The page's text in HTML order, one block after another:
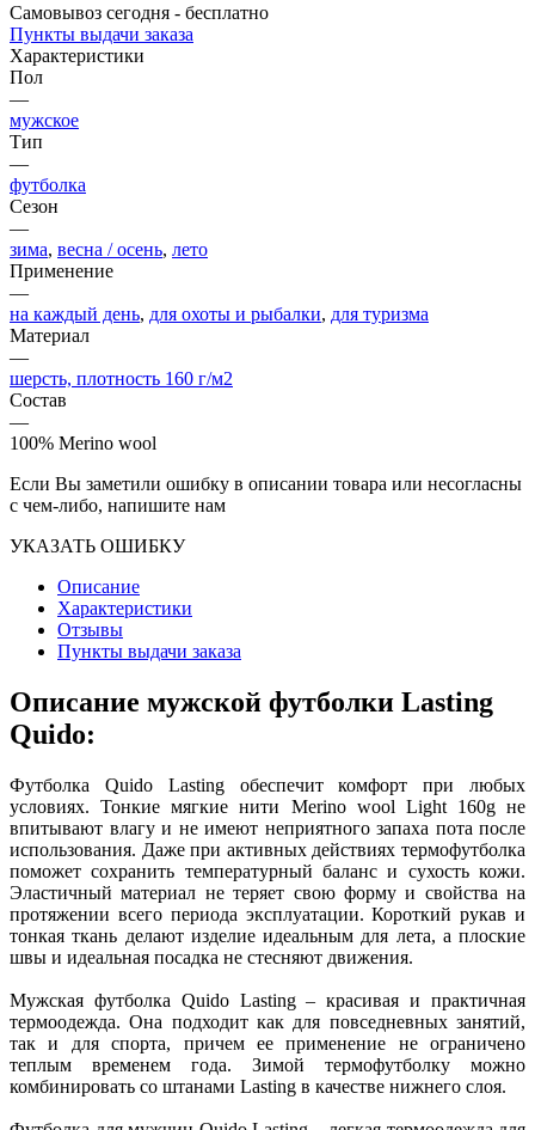
Самовывоз сегодня - бесплатно
Пункты выдачи заказа
Характеристики
Пол
—
мужское
Тип
—
футболка
Сезон
—
зима, весна / осень, лето
Применение
—
на каждый день, для охоты и рыбалки, для туризма
Материал
—
шерсть, плотность 160 г/м2
Состав
—
100% Merino wool
Если Вы заметили ошибку в описании товара или несогласны
с чем-либо, напишите нам
УКАЗАТЬ ОШИБКУ
Описание
Характеристики
Отзывы
Пункты выдачи заказа
Описание мужской футболки Lasting
Quido:
Футболка Quido Lasting обеспечит комфорт при любых
условиях. Тонкие мягкие нити Merino wool Light 160g не
впитывают влагу и не имеют неприятного запаха пота после
использования. Даже при активных действиях термофутболка
поможет сохранить температурный баланс и сухость кожи.
Эластичный материал не теряет свою форму и свойства на
протяжении всего периода эксплуатации. Короткий рукав и
тонкая ткань делают изделие идеальным для лета, а плоские
швы и идеальная посадка не стесняют движения.
Мужская футболка Quido Lasting – красивая и практичная
термоодежда. Она подходит как для повседневных занятий,
так и для спорта, причем ее применение не ограничено
теплым временем года. Зимой термофутболку можно
комбинировать со штанами Lasting в качестве нижнего слоя.